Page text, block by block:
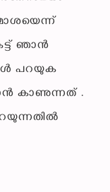
ഞാൻ
പറയുക
കാണുന്നത് .